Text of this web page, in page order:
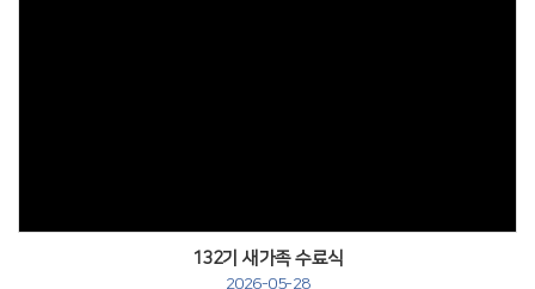
132기 새가족 수료식
2026-05-28